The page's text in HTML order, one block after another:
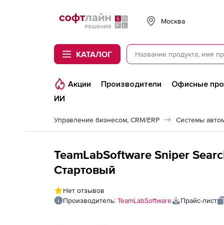
Softline
Москва
КАТАЛОГ
Акции Производители Офисные
ИИ
Управление бизнесом, CRM/ERP Системы
TeamLabSoftware Sniper
Стартовый
Нет отзывов
Производитель: TeamLabSoftware Прайс-лист